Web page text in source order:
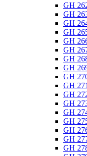
GH
GH
GH
GH
GH
GH
GH
GH
GH
GH 271
GH
GH
GH
GH
GH
GH
GH